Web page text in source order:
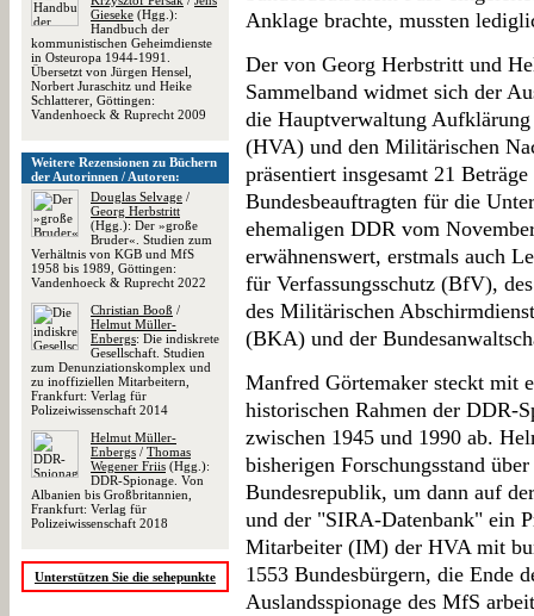
Gieseke (Hgg.):
Handbuch der
kommunistischen Geheimdienste
in Osteuropa 1944-1991.
Übersetzt von Jürgen Hensel,
Norbert Juraschitz und Heike
Schlatterer, Göttingen:
Vandenhoeck & Ruprecht 2009
Weitere Rezensionen zu Büchern
der Autorinnen / Autoren:
Douglas Selvage /
Georg Herbstritt
(Hgg.): Der »große
Bruder«. Studien zum
Verhältnis von KGB und MfS
1958 bis 1989, Göttingen:
Vandenhoeck & Ruprecht 2022
Christian Booß /
Helmut Müller-
Enbergs: Die indiskrete
Gesellschaft. Studien
zum Denunziationskomplex und
zu inoffiziellen Mitarbeitern,
Frankfurt: Verlag für
Polizeiwissenschaft 2014
Helmut Müller-
Enbergs / Thomas
Wegener Friis (Hgg.):
DDR-Spionage. Von
Albanien bis Großbritannien,
Frankfurt: Verlag für
Polizeiwissenschaft 2018
Unterstützen Sie die sehepunkte
Anklage brachte, mussten
Der von Georg Herbstritt und
Sammelband widmet sich der
die Hauptverwaltung
(HVA) und den Militärischen
präsentiert insgesamt 21
Bundesbeauftragten für die
ehemaligen DDR vom
erwähnenswert, erstmals auch
für Verfassungsschutz (BfV),
des Militärischen
(BKA) und der
Manfred Görtemaker steckt mit
historischen Rahmen der DDR-
zwischen 1945 und 1990 ab.
bisherigen Forschungsstand
Bundesrepublik, um dann auf
und der "SIRA-Datenbank" ein
Mitarbeiter (IM) der HVA mit
1553 Bundesbürgern, die Ende
Auslandsspionage des MfS